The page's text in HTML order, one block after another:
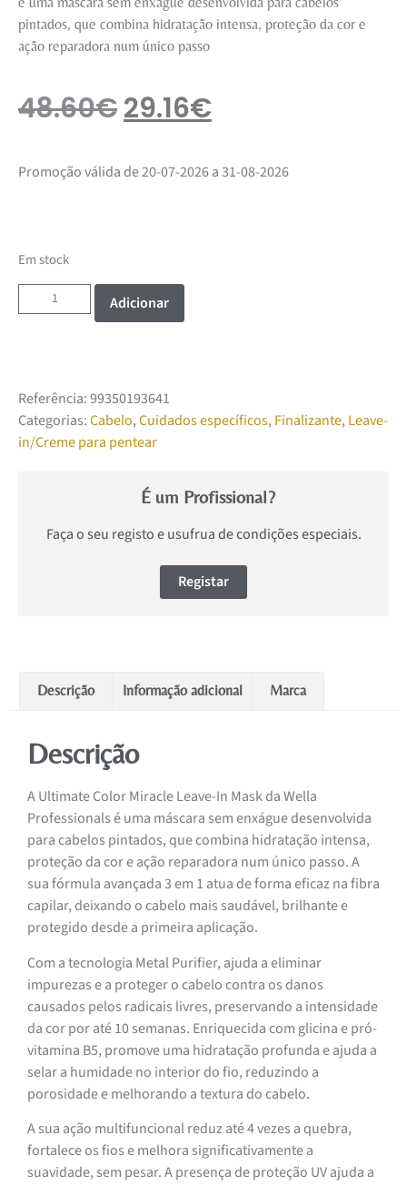
pintados, que combina hidratação intensa, proteção da cor e
ação reparadora num único passo
48.60€29.16€
Promoção válida de 20-07-2026 a 31-08-2026
Em stock
Adicionar
Referência:99350193641
Categorias:Cabelo,Cuidados específicos, Finalizante, Leave-
in/Creme para pentear
É um Profissional?
Faça o seu registo e usufrua de condições especiais.
Registar
Descrição Informação adicional Marca
Descrição
A Ultimate Color Miracle Leave-In Mask da Wella
Professionals é uma máscara sem enxágue desenvolvida
para cabelos pintados, que combina hidratação intensa,
proteção da cor e ação reparadora num único passo. A
sua fórmula avançada 3 em 1 atua de forma eficaz na fibra
capilar, deixando o cabelo mais saudável, brilhante e
protegido desde a primeira aplicação.
Com a tecnologia Metal Purifier, ajuda a eliminar
impurezas e a proteger o cabelo contra os danos
causados pelos radicais livres, preservando a intensidade
da cor por até 10 semanas. Enriquecida com glicina e pró-
vitamina B5, promove uma hidratação profunda e ajuda a
selar a humidade no interior do fio, reduzindo a
porosidade e melhorando a textura do cabelo.
A sua ação multifuncional reduz até 4 vezes a quebra,
fortalece os fios e melhora significativamente a
suavidade, sem pesar. A presença de proteção UV ajuda a